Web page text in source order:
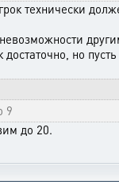
технически
но
9
до 20.